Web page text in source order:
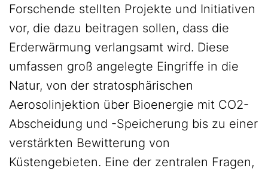
Forschende stellten Projekte und Initiativen
vor, die dazu beitragen sollen, dass die
Erderwärmung verlangsamt wird. Diese
umfassen groß angelegte Eingriffe in die
Natur, von der stratosphärischen
Aerosolinjektion über Bioenergie mit CO2-
Abscheidung und -Speicherung bis zu einer
verstärkten Bewitterung von
Küstengebieten. Eine der zentralen Fragen,